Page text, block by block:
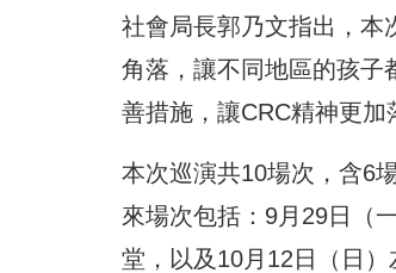
社會局長郭乃文指出，本
角落，讓不同地區的孩子
善措施，讓CRC精神更加
本次巡演共10場次，含6
來場次包括：9月29日（
堂，以及10月12日（日）